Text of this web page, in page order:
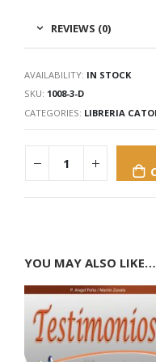
REVIEWS (0)
AVAILABILITY: IN STOCK
SKU: 1008-3-D
CATEGORIES: LIBRERIA
YOU MAY ALSO LIKE…